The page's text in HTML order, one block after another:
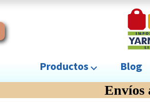
Productos ⌵ Blog
Envíos